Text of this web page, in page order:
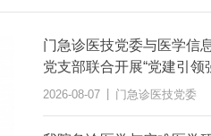
门急诊医技党委与医学信
党支部联合开展“党建引领
台，AI赋能提质效”主题党
2026-08-07 门急诊医技党委